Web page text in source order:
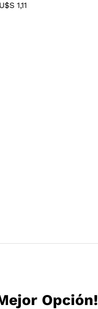
U$S 1,11
U$S 1,11
Opción!